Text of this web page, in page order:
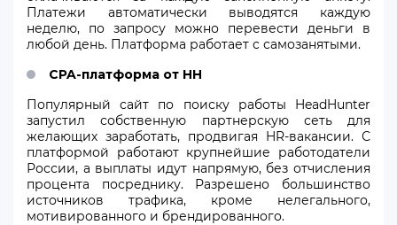
Платежи автоматически выводятся каждую
неделю, по запросу можно перевести деньги в
любой день. Платформа работает с самозанятыми.
CPA-платформа от HH
Популярный сайт по поиску работы HeadHunter
запустил собственную партнерскую сеть для
желающих заработать, продвигая HR-вакансии. С
платформой работают крупнейшие работодатели
России, а выплаты идут напрямую, без отчисления
процента посреднику. Разрешено большинство
источников трафика, кроме нелегального,
мотивированного и брендированного.